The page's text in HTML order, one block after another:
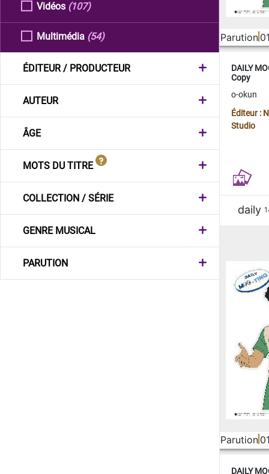
Vidéos (107)
Multimédia (54)
ÉDITEUR / PRODUCTEUR
AUTEUR
ÂGE
MOTS DU TITRE
COLLECTION / SÉRIE
GENRE MUSICAL
PARUTION
Parution
DAILY
Copy
o-okun
Éditeur :
Studio
daily
Parution
DAILY